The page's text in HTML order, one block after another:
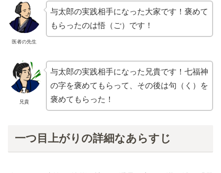
医者の先生
与太郎の実践相手になった大家です！褒めて
もらったのは悟（ご）です！
兄貴
与太郎の実践相手になった兄貴です！七福神
の字を褒めてもらって、その後は句（く）を
褒めてもらった！
一つ目上がりの詳細なあらすじ